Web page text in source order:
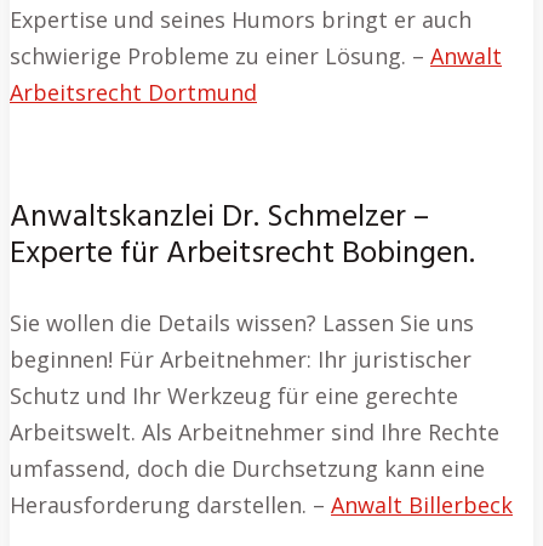
Expertise und seines Humors bringt er auch
schwierige Probleme zu einer Lösung. – Anwalt
Arbeitsrecht Dortmund
Anwaltskanzlei Dr. Schmelzer –
Experte für Arbeitsrecht Bobingen.
Sie wollen die Details wissen? Lassen Sie uns
beginnen! Für Arbeitnehmer: Ihr juristischer
Schutz und Ihr Werkzeug für eine gerechte
Arbeitswelt. Als Arbeitnehmer sind Ihre Rechte
umfassend, doch die Durchsetzung kann eine
Herausforderung darstellen. – Anwalt Billerbeck